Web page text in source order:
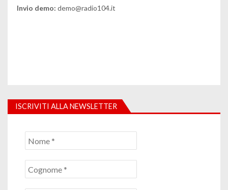
Invio demo: demo@radio104.it
ISCRIVITI ALLA NEWSLETTER